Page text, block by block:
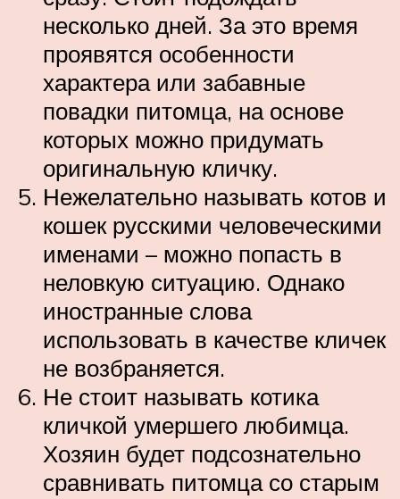
несколько дней. За это время
проявятся особенности
характера или забавные
повадки питомца, на основе
которых можно придумать
оригинальную кличку.
Нежелательно называть котов и
кошек русскими человеческими
именами – можно попасть в
неловкую ситуацию. Однако
иностранные слова
использовать в качестве кличек
не возбраняется.
Не стоит называть котика
кличкой умершего любимца.
Хозяин будет подсознательно
сравнивать питомца со старым